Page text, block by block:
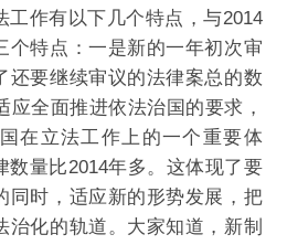
工作有以下几个特点，与2014
个特点：一是新的一年初次审
还要继续审议的法律案总的数
应全面推进依法治国的要求，
在立法工作上的一个重要体
数量比2014年多。这体现了要
同时，适应新的形势发展，把
治化的轨道。大家知道，新制